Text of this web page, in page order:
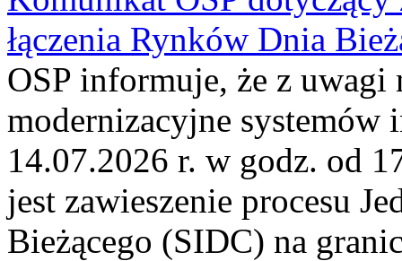
łączenia Rynków Dnia
OSP informuje, że z uwagi
modernizacyjne systemów
14.07.2026 r. w godz. od
jest zawieszenie procesu
Bieżącego (SIDC) na